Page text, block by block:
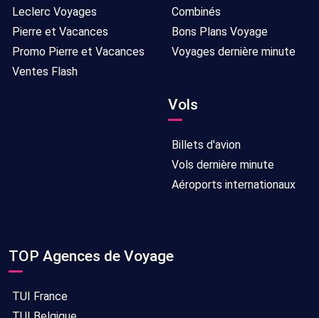
Leclerc Voyages
Pierre et Vacances
Promo Pierre et Vacances
Ventes Flash
Combinés
Bons Plans Voyage
Voyages dernière minute
Vols
Billets d'avion
Vols dernière minute
Aéroports internationaux
TOP Agences de Voyage
TUI France